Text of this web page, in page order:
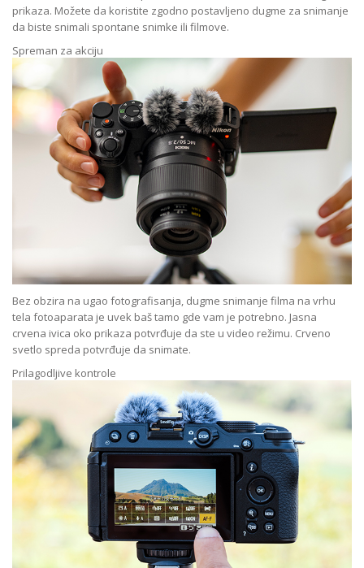
prikaza. Možete da koristite zgodno postavljeno dugme za snimanje
da biste snimali spontane snimke ili filmove.
Spreman za akciju
Bez obzira na ugao fotografisanja, dugme snimanje filma na vrhu
tela fotoaparata je uvek baš tamo gde vam je potrebno. Jasna
crvena ivica oko prikaza potvrđuje da ste u video režimu. Crveno
svetlo spreda potvrđuje da snimate.
Prilagodljive kontrole